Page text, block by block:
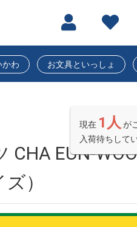
かわ お文具といっしょ
現在 1人 が
入荷待ちして
CHA EUN-
）